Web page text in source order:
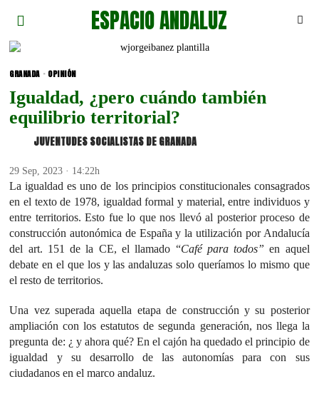
ESPACIO ANDALUZ
GRANADA · OPINIÓN
Igualdad, ¿pero cuándo también
equilibrio territorial?
JUVENTUDES SOCIALISTAS DE GRANADA
29 Sep, 2023 · 14:22h
La igualdad es uno de los principios constitucionales consagrados
en el texto de 1978, igualdad formal y material, entre individuos y
entre territorios. Esto fue lo que nos llevó al posterior proceso de
construcción autonómica de España y la utilización por Andalucía
del art. 151 de la CE, el llamado “Café para todos”en aquel
debate en el que los y las andaluzas solo queríamos lo mismo que
el resto de territorios.
Una vez superada aquella etapa de construcción y su posterior
ampliación con los estatutos de segunda generación, nos llega la
pregunta de: ¿ y ahora qué? En el cajón ha quedado el principio de
igualdad y su desarrollo de las autonomías para con sus
ciudadanos en el marco andaluz.